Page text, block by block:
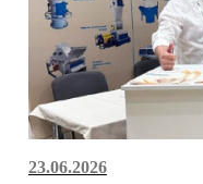
23.06.2026